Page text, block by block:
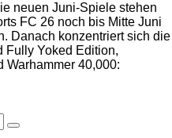
neuen Juni-Spiele stehen
FC 26 noch bis Mitte Juni
Danach konzentriert sich die
Fully Yoked Edition,
Warhammer 40,000: